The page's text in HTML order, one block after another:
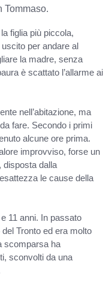
Tommaso.
figlia più piccola,
per andare al
la madre, senza
è scattato l’allarme ai
nell’abitazione, ma
fare. Secondo i primi
alcune ore prima.
improvviso, forse un
disposta dalla
le cause della
11 anni. In passato
Tronto ed era molto
scomparsa ha
sconvolti da una